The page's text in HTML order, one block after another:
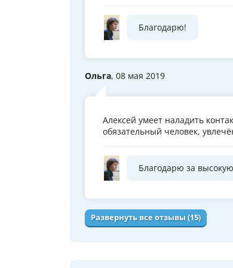
Благодарю!
Ольга, 08 мая 2019
Алексей умеет наладить
обязательный человек,
Благодарю за
Развернуть все отзывы (15)